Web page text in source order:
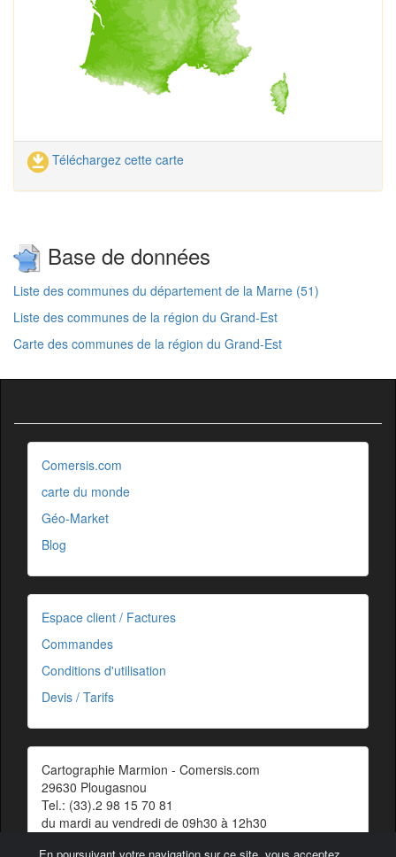
Téléchargez cette carte
Base de données
Liste des communes du département de la Marne (51)
Liste des communes de la région du Grand-Est
Carte des communes de la région du Grand-Est
Comersis.com
carte du monde
Géo-Market
Blog
Espace client / Factures
Commandes
Conditions d'utilisation
Devis / Tarifs
Cartographie Marmion - Comersis.com
29630 Plougasnou
Tel.: (33).2 98 15 70 81
du mardi au vendredi de 09h30 à 12h30